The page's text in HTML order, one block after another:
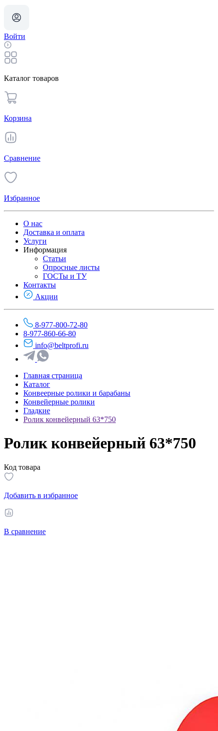
Войти
Каталог товаров
Корзина
Сравнение
Избранное
О нас
Доставка и оплата
Услуги
Информация
Статьи
Опросные листы
ГОСТы и ТУ
Контакты
Акции
8-977-800-72-80
8-977-860-66-80
info@beltprofi.ru
Главная страница
Каталог
Конвеерные ролики и барабаны
Конвейерные ролики
Гладкие
Ролик конвейерный 63*750
Ролик конвейерный 63*750
Код товара
Добавить в избранное
В сравнение